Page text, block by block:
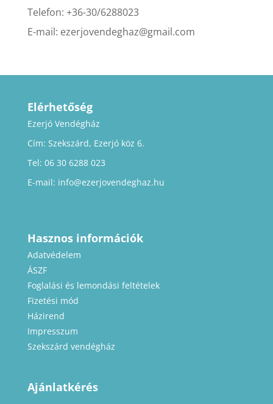
Telefon: +36-30/6288023
E-mail: ezerjovendeghaz@gmail.com
Elérhetőség
Ezerjó Vendégház
Cím: Szekszárd, Ezerjó köz 6.
Tel: 06 30 6288 023
E-mail: info@ezerjovendeghaz.hu
Hasznos információk
Adatvédelem
ÁSZF
Foglalási és lemondási feltételek
Fizetési mód
Házirend
Impresszum
Szekszárd vendégház
Ajánlatkérés